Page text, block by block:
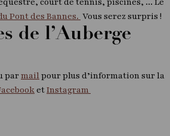
Pont des Bannes. Vous serez surpris !
de l’Auberge
parmailpour plus d’information sur la
etInstagram